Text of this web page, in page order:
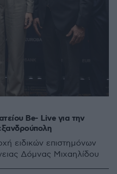
Be- Live για την
ειδικών επιστημόνων
Δόμνας Μιχαηλίδου